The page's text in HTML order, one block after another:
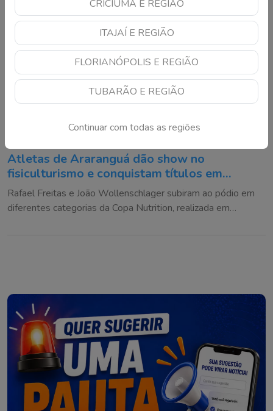
CRICIÚMA E REGIÃO
ITAJAÍ E REGIÃO
FLORIANÓPOLIS E REGIÃO
TUBARÃO E REGIÃO
Continuar com todas as regiões
Atletas de Araranguá dão show no
fisiculturismo e conquistam títulos em
competição
Rafael Freitas e João Wollenschlager subiram ao pódio em
diferentes categorias da Copa Nutrition, realizada em